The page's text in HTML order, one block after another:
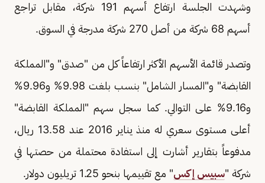
وشهدت الجلسة ارتفاع أسهم 191 شركة، مقابل تراجع
أسهم 68 شركة من أصل 270 شركة مدرجة في السوق.
وتصدر قائمة الأسهم الأكثر ارتفاعاً كل من "صدق" و"المملكة
القابضة" و"المسار الشامل" بنسب بلغت 9.98% و9.96%
و9.16% على التوالي. كما سجل سهم "المملكة القابضة"
أعلى مستوى سعري له منذ يناير 2016 عند 13.58 ريال،
مدفوعاً بتقارير أشارت إلى استفادة محتملة من حصتها في
شركة "سبيس إكس" مع تقييمها بنحو 1.25 تريليون دولار.